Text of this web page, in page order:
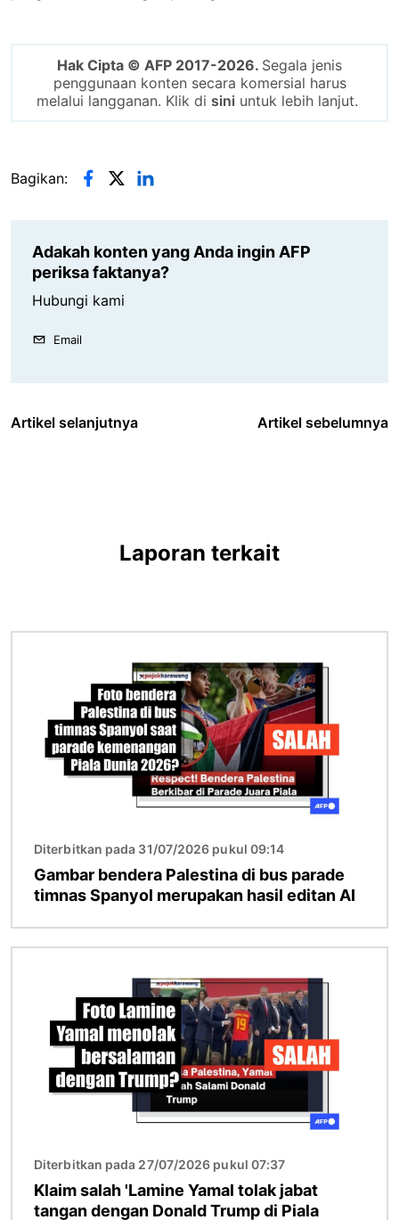
Hak Cipta © AFP 2017-2026. Segala jenis
penggunaan konten secara komersial harus
melalui langganan. Klik di sini untuk lebih lanjut.
Bagikan:
Adakah konten yang Anda ingin AFP
periksa faktanya?
Hubungi kami
Email
Artikel selanjutnya Artikel sebelumnya
Laporan terkait
Diterbitkan pada 31/07/2026 pukul 09:14
Gambar bendera Palestina di bus parade
timnas Spanyol merupakan hasil editan AI
Diterbitkan pada 27/07/2026 pukul 07:37
Klaim salah 'Lamine Yamal tolak jabat
tangan dengan Donald Trump di Piala